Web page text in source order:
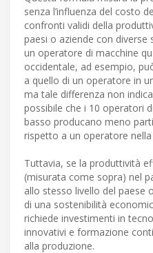
senza l’influenza del costo
confronti validi della
paesi o aziende con diverse
un operatore di macchine
occidentale, ad esempio,
a quello di un operatore in
ma tale differenza non
possibile che i 10 operatori
basso producano meno
rispetto a un operatore
Tuttavia, se la produttività
(misurata come sopra) nel
allo stesso livello del paese
di una sostenibilità
richiede investimenti in
innovativi e formazione
alla produzione.